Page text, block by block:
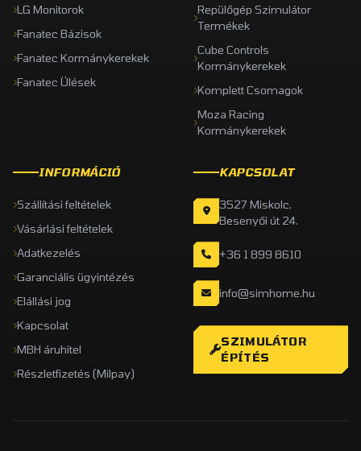
LG Monitorok
Fanatec Bázisok
Fanatec Kormánykerekek
Fanatec Ülések
Repülőgép Szimulátor
Termékek
Cube Controls
Kormánykerekek
Komplett Csomagok
Moza Racing
Kormánykerekek
INFORMÁCIÓ
Szállítási feltételek
Vásárlási feltételek
Adatkezelés
Garanciális ügyintézés
Elállási jog
Kapcsolat
MBH áruhitel
Részletfizetés (Milpay)
KAPCSOLAT
3527 Miskolc,
Besenyői út 24.
+36 1 899 8610
info@simhome.hu
SZIMULÁTOR
ÉPÍTÉS